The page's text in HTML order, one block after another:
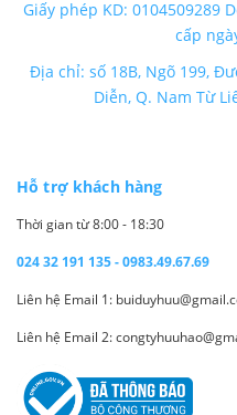
Giấy phép KD: 0104509289
cấp
Địa chỉ: số 18B, Ngõ 199,
Diễn, Q. Nam Từ
Hỗ trợ khách hàng
Thời gian từ 8:00 - 18:30
024 32 191 135 - 0983.49.67.69
Liên hệ Email 1:
Liên hệ Email 2: